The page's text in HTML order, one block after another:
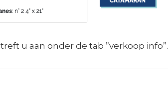
u aan onder de tab ”verkoop info”.